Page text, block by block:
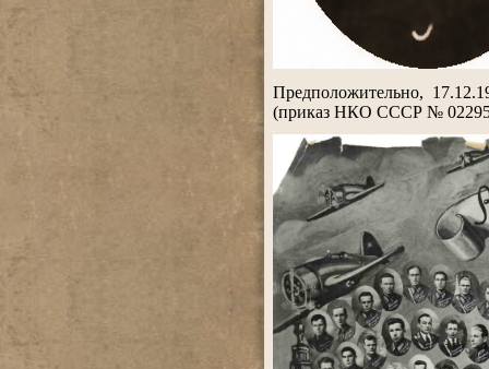
Предположительно,
(приказ НКО СССР №